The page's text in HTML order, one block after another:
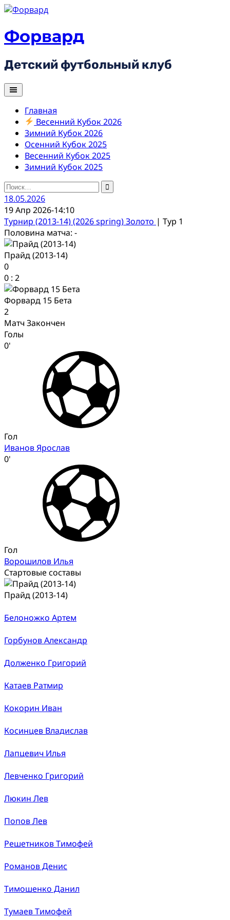
Skip
content
Форвард
Детский футбольный клуб
Главная
Весенний Кубок 2026
Зимний Кубок 2026
Осенний Кубок 2025
Весенний Кубок 2025
Зимний Кубок 2025
Найти:
18.05.2026
19 Апр 2026-14:10
Турнир (2013-14) (2026 spring) Золото | Тур 1
Половина матча: -
Прайд (2013-14)
0
0 : 2
Форвард 15 Бета
2
Матч Закончен
Голы
0'
Гол
Иванов Ярослав
0'
Гол
Ворошилов Илья
Стартовые составы
Прайд (2013-14)
Белоножко Артем
Горбунов Александр
Долженко Григорий
Катаев Ратмир
Кокорин Иван
Косинцев Владислав
Лапцевич Илья
Левченко Григорий
Люкин Лев
Попов Лев
Решетников Тимофей
Романов Денис
Тимошенко Данил
Тумаев Тимофей